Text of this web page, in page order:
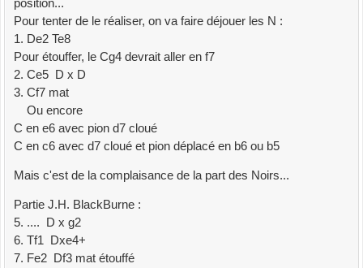
position...
Pour tenter de le réaliser, on va faire déjouer les N :
1. De2 Te8
Pour étouffer, le Cg4 devrait aller en f7
2. Ce5 D x D
3. Cf7 mat
Ou encore
C en e6 avec pion d7 cloué
C en c6 avec d7 cloué et pion déplacé en b6 ou b5
Mais c'est de la complaisance de la part des Noirs...
Partie J.H. BlackBurne :
5. .... D x g2
6. Tf1 Dxe4+
7. Fe2 Df3 mat étouffé